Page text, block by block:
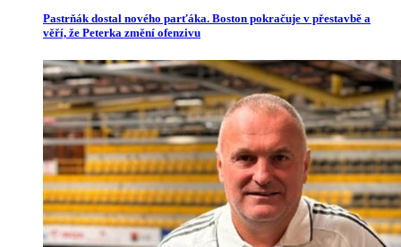
Pastrňák dostal nového parťáka. Boston pokračuje v přestavbě a
věří, že Peterka změní ofenzivu